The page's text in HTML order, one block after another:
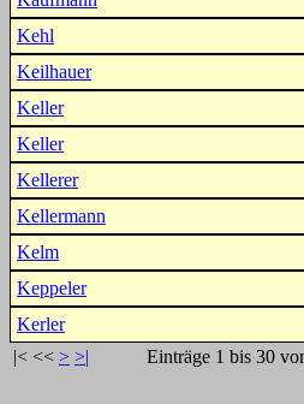
Kehl
Keilhauer
Keller
Keller
Kellerer
Kellermann
Kelm
Keppeler
Kerler
|< << > >| Einträge 1 bis 30